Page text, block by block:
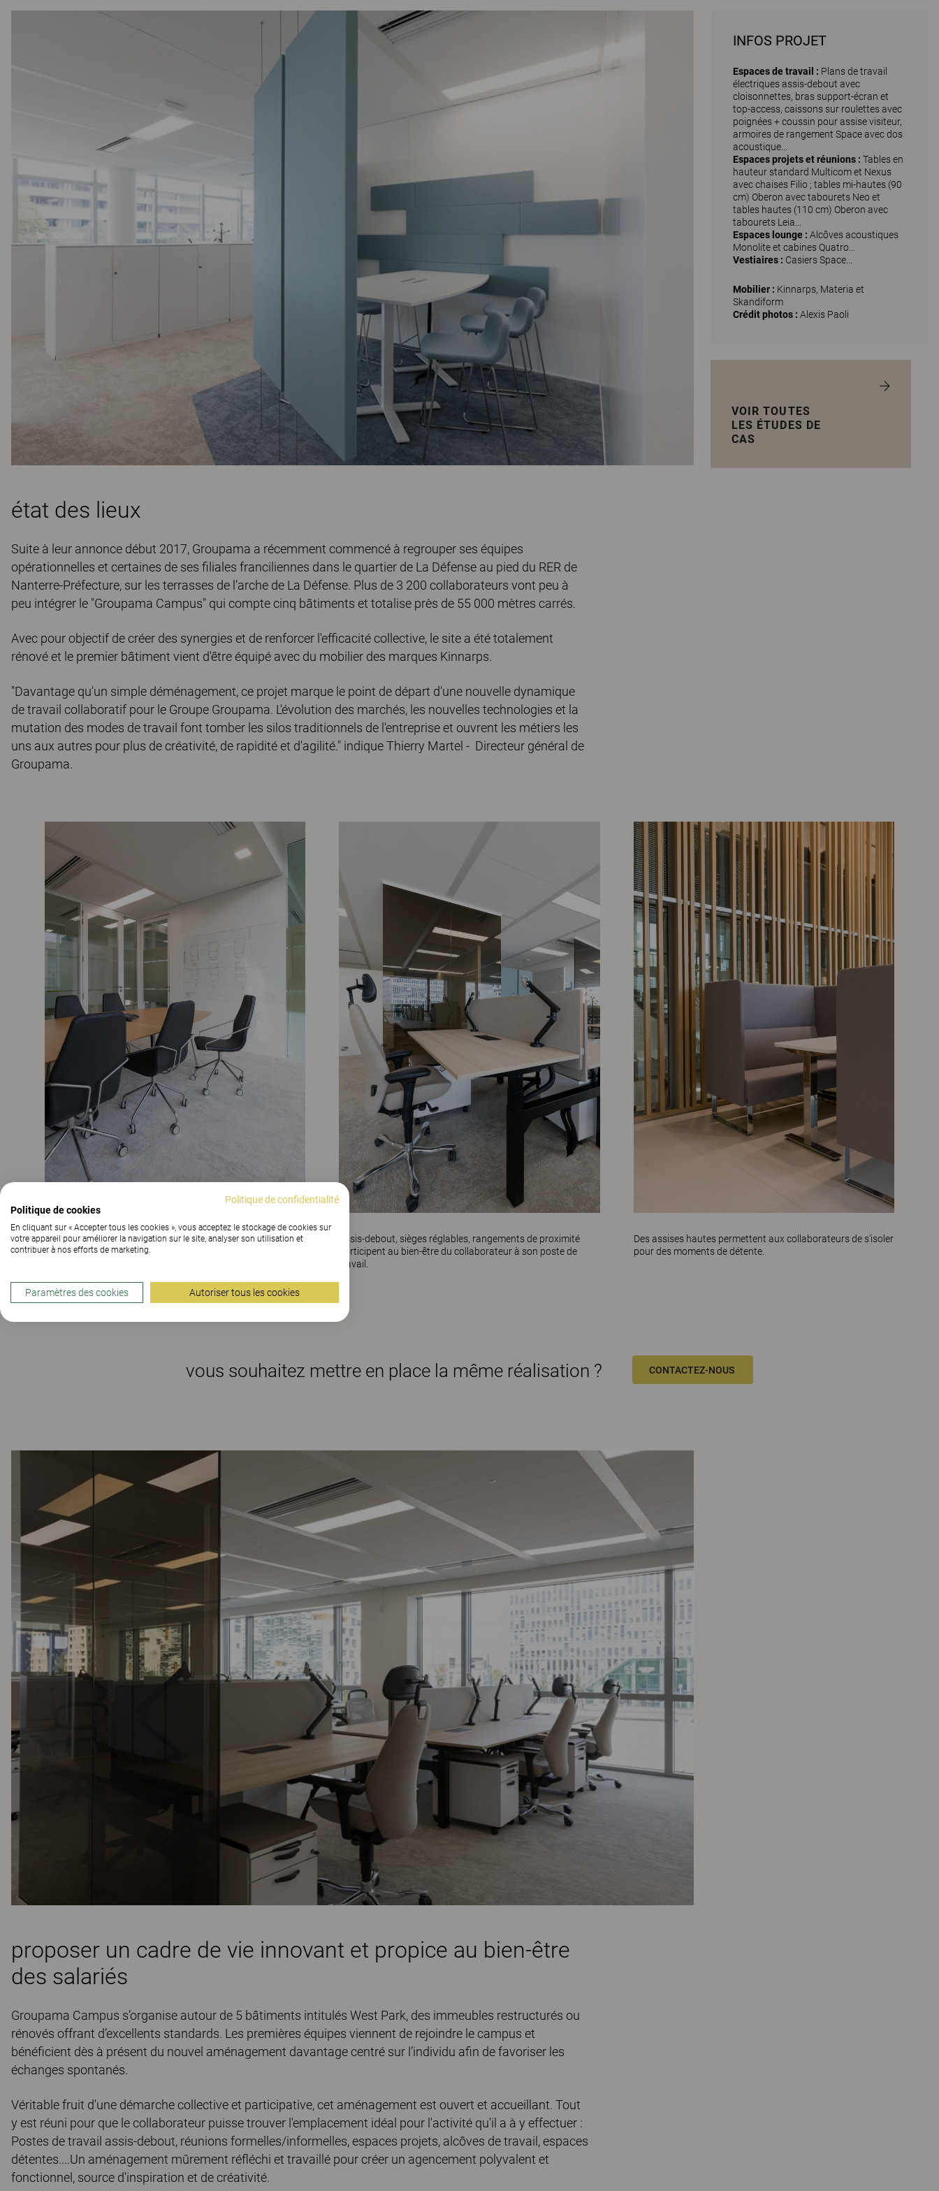
INFOS PROJET
Espaces de travail : Plans de travail
électriques assis-debout avec
cloisonnettes, bras support-écran et
top-access, caissons sur roulettes avec
poignées + coussin pour assise visiteur,
armoires de rangement Space avec dos
acoustique...
Espaces projets et réunions : Tables en
hauteur standard Multicom et Nexus
avec chaises Filio ; tables mi-hautes (90
cm) Oberon avec tabourets Neo et
tables hautes (110 cm) Oberon avec
tabourets Leia...
Espaces lounge : Alcôves acoustiques
Monolite et cabines Quatro...
Vestiaires : Casiers Space...
Mobilier : Kinnarps, Materia et
Skandiform
Crédit photos : Alexis Paoli
VOIR TOUTES
LES ÉTUDES DE
CAS
état des lieux
Suite à leur annonce début 2017, Groupama a récemment commencé à regrouper ses équipes
opérationnelles et certaines de ses filiales franciliennes dans le quartier de La Défense au pied du RER de
Nanterre-Préfecture, sur les terrasses de l’arche de La Défense. Plus de 3 200 collaborateurs vont peu à
peu intégrer le "Groupama Campus" qui compte cinq bâtiments et totalise près de 55 000 mètres carrés.
Avec pour objectif de créer des synergies et de renforcer l'efficacité collective, le site a été totalement
rénové et le premier bâtiment vient d'être équipé avec du mobilier des marques Kinnarps.
"Davantage qu'un simple déménagement, ce projet marque le point de départ d'une nouvelle dynamique
de travail collaboratif pour le Groupe Groupama. L'évolution des marchés, les nouvelles technologies et la
mutation des modes de travail font tomber les silos traditionnels de l'entreprise et ouvrent les métiers les
uns aux autres pour plus de créativité, de rapidité et d'agilité." indique Thierry Martel - Directeur général de
Groupama.
Des sièges à la fois esthétiques et confortables pour des
réunions plus agréables.
Assis-debout, sièges réglables, rangements de proximité
participent au bien-être du collaborateur à son poste de
travail.
Des assises hautes permettent aux collaborateurs de s'isoler
pour des moments de détente.
vous souhaitez mettre en place la même réalisation ? CONTACTEZ-NOUS
proposer un cadre de vie innovant et propice au bien-être
des salariés
Groupama Campus s’organise autour de 5 bâtiments intitulés West Park, des immeubles restructurés ou
rénovés offrant d’excellents standards. Les premières équipes viennent de rejoindre le campus et
bénéficient dès à présent du nouvel aménagement davantage centré sur l’individu afin de favoriser les
échanges spontanés.
Véritable fruit d'une démarche collective et participative, cet aménagement est ouvert et accueillant. Tout
y est réuni pour que le collaborateur puisse trouver l'emplacement idéal pour l'activité qu'il a à y effectuer :
Postes de travail assis-debout, réunions formelles/informelles, espaces projets, alcôves de travail, espaces
détentes....Un aménagement mûrement réfléchi et travaillé pour créer un agencement polyvalent et
fonctionnel, source d'inspiration et de créativité.
Politique de confidentialité
Politique de cookies
En cliquant sur « Accepter tous les cookies », vous acceptez le stockage de cookies sur
votre appareil pour améliorer la navigation sur le site, analyser son utilisation et
contribuer à nos efforts de marketing.
Paramètres des cookies Autoriser tous les cookies